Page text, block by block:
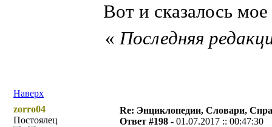
Вот и сказалось
Наверх
«Последняя
zorro04
Постоялец
Re: Энциклопедии, Словари,
Ответ #198 -01.07.2017 :: 00:47:30